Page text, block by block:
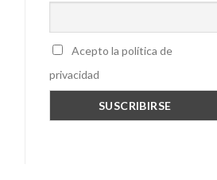
Acepto la política de
privacidad